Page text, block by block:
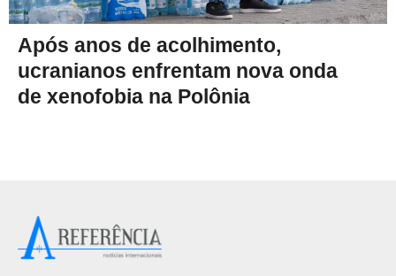
Após anos de acolhimento,
ucranianos enfrentam nova onda
de xenofobia na Polônia